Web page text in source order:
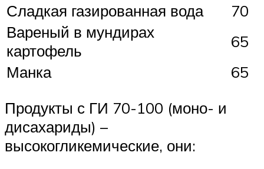
Сладкая газированная вода
70
Вареный в мундирах
картофель
65
Манка
65
Продукты с ГИ 70-100 (моно- и
дисахариды) –
высокогликемические, они: